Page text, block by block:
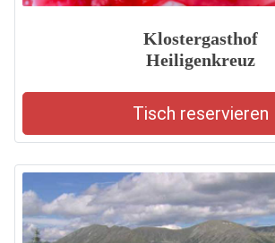
Klostergasthof
Heiligenkreuz
Tisch reservieren